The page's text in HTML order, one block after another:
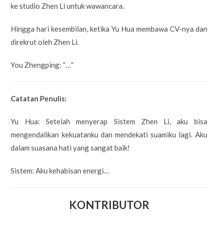
ke studio Zhen Li untuk wawancara.
Hingga hari kesembilan, ketika Yu Hua membawa CV-nya dan
direkrut oleh Zhen Li.
You Zhengping: “…”
Catatan Penulis:
Yu Hua: Setelah menyerap Sistem Zhen Li, aku bisa
mengendalikan kekuatanku dan mendekati suamiku lagi. Aku
dalam suasana hati yang sangat baik!
Sistem: Aku kehabisan energi…
KONTRIBUTOR